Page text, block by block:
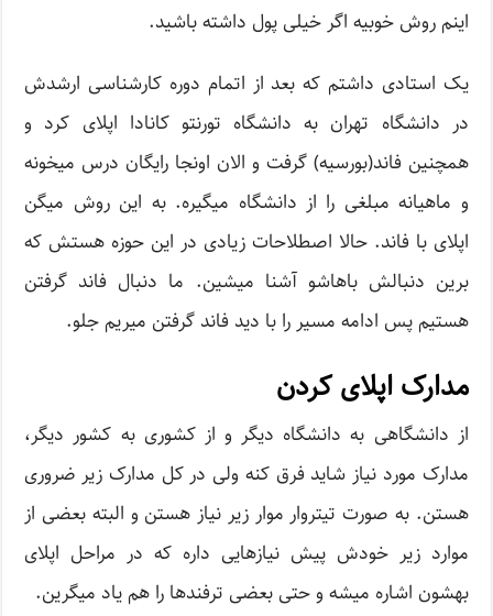
اینم روش خوبیه اگر خیلی پول داشته باشید.
یک استادی داشتم که بعد از اتمام دوره کارشناسی ارشدش
در دانشگاه تهران به دانشگاه تورنتو کانادا اپلای کرد و
همچنین فاند(بورسیه) گرفت و الان اونجا رایگان درس میخونه
و ماهیانه مبلغی را از دانشگاه میگیره. به این روش میگن
اپلای با فاند. حالا اصطلاحات زیادی در این حوزه هستش که
برین دنبالش باهاشو آشنا میشین. ما دنبال فاند گرفتن
هستیم پس ادامه مسیر را با دید فاند گرفتن میریم جلو.
مدارک اپلای کردن
از دانشگاهی به دانشگاه دیگر و از کشوری به کشور دیگر،
مدارک مورد نیاز شاید فرق کنه ولی در کل مدارک زیر ضروری
هستن. به صورت تیتروار موار زیر نیاز هستن و البته بعضی از
موارد زیر خودش پیش نیازهایی داره که در مراحل اپلای
بهشون اشاره میشه و حتی بعضی ترفندها را هم یاد میگرین.